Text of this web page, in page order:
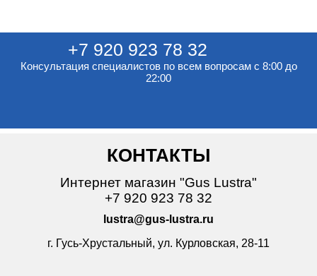
+7 920 923 78 32
Консультация специалистов по всем вопросам с 8:00 до
22:00
КОНТАКТЫ
Интернет магазин "Gus Lustra"
+7 920 923 78 32
lustra@gus-lustra.ru
г. Гусь-Хрустальный, ул. Курловская, 28-11